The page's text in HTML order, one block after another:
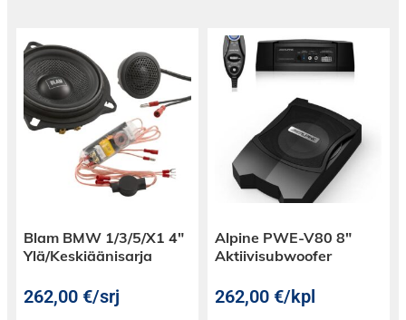
Blam BMW 1/3/5/X1 4″
Ylä/Keskiäänisarja
262,00€/srj
Alpine PWE-V80 8″
Aktiivisubwoofer
262,00€/kpl